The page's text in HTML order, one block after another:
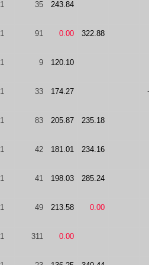
1 35 243.84
1 91 0.00 322.88
1 9 120.10
1 33 174.27
1 83 205.87 235.18
1 42 181.01 234.16
1 41 198.03 285.24
1 49 213.58 0.00
1 311 0.00